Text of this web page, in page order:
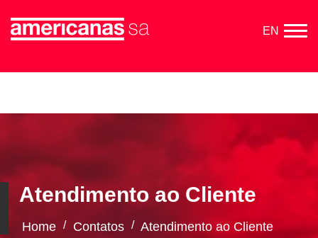
EN
Atendimento ao Cliente
Home / Contatos / Atendimento ao Cliente